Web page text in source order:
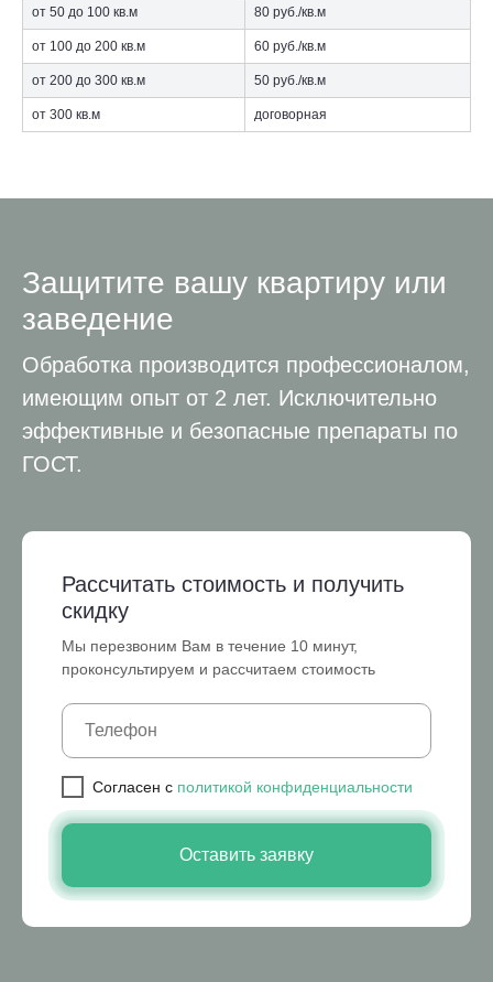
от 50 до 100 кв.м 80 руб./кв.м
от 100 до 200 кв.м 60 руб./кв.м
от 200 до 300 кв.м 50 руб./кв.м
от 300 кв.м договорная
Защитите вашу квартиру или
заведение
Обработка производится профессионалом,
имеющим опыт от 2 лет. Исключительно
эффективные и безопасные препараты по
ГОСТ.
Рассчитать стоимость и получить
скидку
Мы перезвоним Вам в течение 10 минут,
проконсультируем и рассчитаем стоимость
Cогласен с политикой конфиденциальности
Оставить заявку